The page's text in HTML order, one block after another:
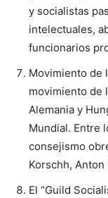
y socialistas
intelectuales,
funcionarios
Movimiento de
movimiento de
Alemania y
Mundial. Entre
consejismo
Korschh, Anton
El “Guild